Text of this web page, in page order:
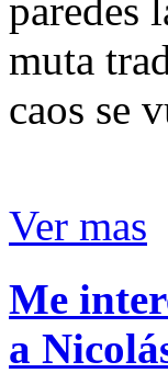
paredes
muta
caos se
Ver mas
Me
a